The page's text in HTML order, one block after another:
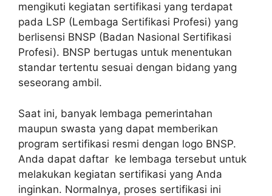
mengikuti kegiatan sertifikasi yang terdapat
pada LSP (Lembaga Sertifikasi Profesi) yang
berlisensi BNSP (Badan Nasional Sertifikasi
Profesi). BNSP bertugas untuk menentukan
standar tertentu sesuai dengan bidang yang
seseorang ambil.
Saat ini, banyak lembaga pemerintahan
maupun swasta yang dapat memberikan
program sertifikasi resmi dengan logo BNSP.
Anda dapat daftar ke lembaga tersebut untuk
melakukan kegiatan sertifikasi yang Anda
inginkan. Normalnya, proses sertifikasi ini